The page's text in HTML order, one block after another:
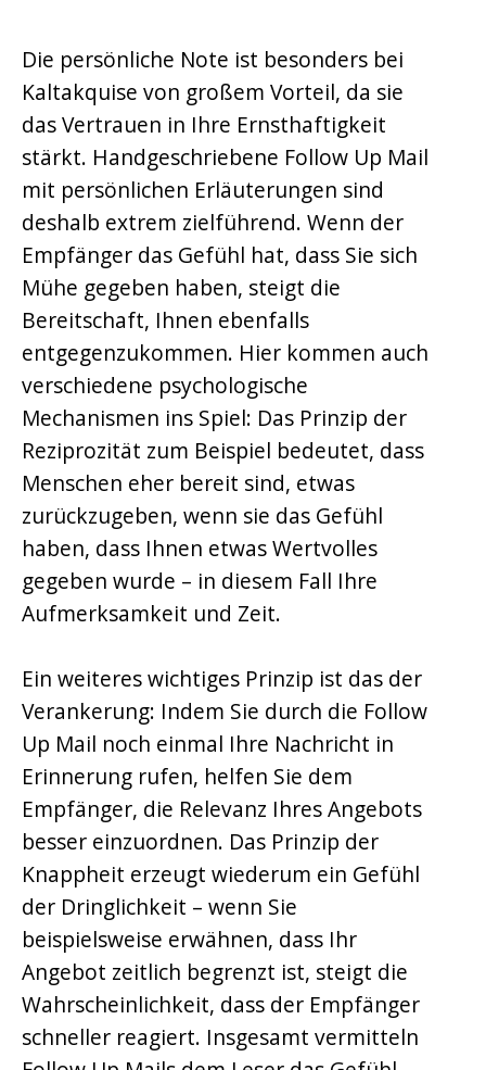
Die persönliche Note ist besonders bei
Kaltakquise von großem Vorteil, da sie
das Vertrauen in Ihre Ernsthaftigkeit
stärkt. Handgeschriebene Follow Up Mail
mit persönlichen Erläuterungen sind
deshalb extrem zielführend. Wenn der
Empfänger das Gefühl hat, dass Sie sich
Mühe gegeben haben, steigt die
Bereitschaft, Ihnen ebenfalls
entgegenzukommen. Hier kommen auch
verschiedene psychologische
Mechanismen ins Spiel: Das Prinzip der
Reziprozität zum Beispiel bedeutet, dass
Menschen eher bereit sind, etwas
zurückzugeben, wenn sie das Gefühl
haben, dass Ihnen etwas Wertvolles
gegeben wurde – in diesem Fall Ihre
Aufmerksamkeit und Zeit.
Ein weiteres wichtiges Prinzip ist das der
Verankerung: Indem Sie durch die Follow
Up Mail noch einmal Ihre Nachricht in
Erinnerung rufen, helfen Sie dem
Empfänger, die Relevanz Ihres Angebots
besser einzuordnen. Das Prinzip der
Knappheit erzeugt wiederum ein Gefühl
der Dringlichkeit – wenn Sie
beispielsweise erwähnen, dass Ihr
Angebot zeitlich begrenzt ist, steigt die
Wahrscheinlichkeit, dass der Empfänger
schneller reagiert. Insgesamt vermitteln